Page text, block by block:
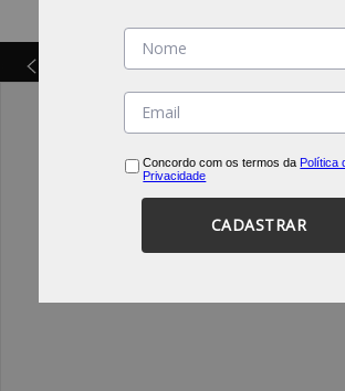
Parcelamos em5x sem juros
Concordo com os termos da Política
Privacidade
CADASTRAR